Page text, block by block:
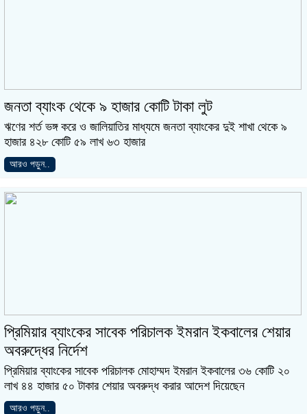
জনতা ব্যাংক থেকে ৯ হাজার কোটি টাকা লুট
ঋণের শর্ত ভঙ্গ করে ও জালিয়াতির মাধ্যমে জনতা ব্যাংকের দুই শাখা থেকে ৯
হাজার ৪২৮ কোটি ৫৯ লাখ ৬৩ হাজার
আরও পড়ুন..
প্রিমিয়ার ব্যাংকের সাবেক পরিচালক ইমরান ইকবালের শেয়ার
অবরুদ্ধের নির্দেশ
প্রিমিয়ার ব্যাংকের সাবেক পরিচালক মোহাম্মদ ইমরান ইকবালের ৩৬ কোটি ২০
লাখ ৪৪ হাজার ৫০ টাকার শেয়ার অবরুদ্ধ করার আদেশ দিয়েছেন
আরও পড়ুন..